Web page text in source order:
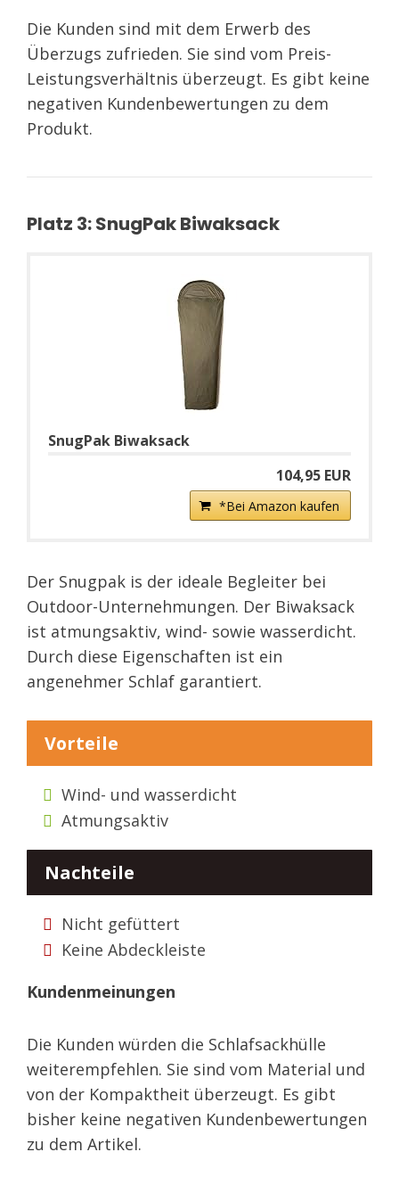
Die Kunden sind mit dem Erwerb des
Überzugs zufrieden. Sie sind vom Preis-
Leistungsverhältnis überzeugt. Es gibt keine
negativen Kundenbewertungen zu dem
Produkt.
Platz 3: SnugPak Biwaksack
SnugPak Biwaksack
104,95 EUR
*Bei Amazon kaufen
Der Snugpak is der ideale Begleiter bei
Outdoor-Unternehmungen. Der Biwaksack
ist atmungsaktiv, wind- sowie wasserdicht.
Durch diese Eigenschaften ist ein
angenehmer Schlaf garantiert.
Vorteile
Wind- und wasserdicht
Atmungsaktiv
Nachteile
Nicht gefüttert
Keine Abdeckleiste
Kundenmeinungen
Die Kunden würden die Schlafsackhülle
weiterempfehlen. Sie sind vom Material und
von der Kompaktheit überzeugt. Es gibt
bisher keine negativen Kundenbewertungen
zu dem Artikel.